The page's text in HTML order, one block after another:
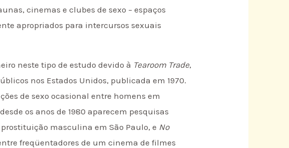
cinemas e clubes de sexo – espaços
apropriados para intercursos sexuais
neste tipo de estudo devido à Tearoom Trade,
nos Estados Unidos, publicada em 1970.
de sexo ocasional entre homens em
os anos de 1980 aparecem pesquisas
prostituição masculina em São Paulo, e No
freqüentadores de um cinema de filmes